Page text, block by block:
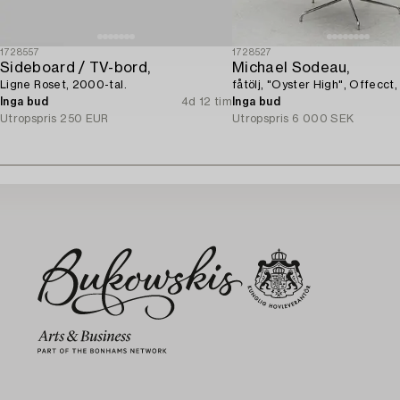
1728557
Sideboard / TV-bord,
Ligne Roset, 2000-tal.
Inga bud
4d 12 tim
Utropspris 250 EUR
1728527
Michael Sodeau,
fåtölj, "Oyster High",
Inga bud
Utropspris 6 000 SEK